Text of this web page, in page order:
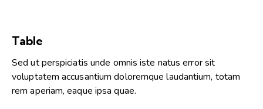
Table
Sed ut perspiciatis unde omnis iste natus error sit
voluptatem accusantium doloremque laudantium, totam
rem aperiam, eaque ipsa quae.